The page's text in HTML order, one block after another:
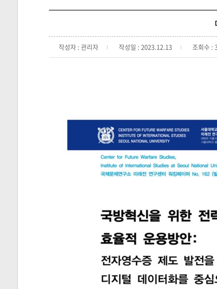
작성자 : 관리자 작성일 : 2023.12.13 조회수 :